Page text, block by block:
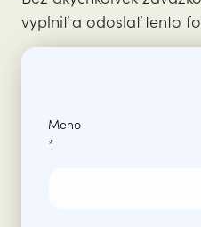
vyplniť a odoslať tento
Meno
*